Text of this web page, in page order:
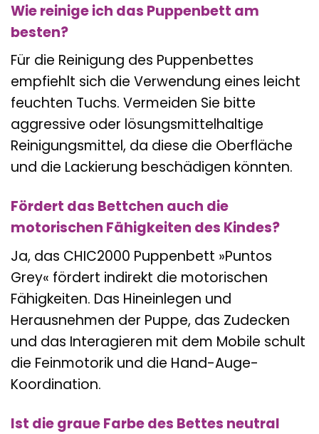
Wie reinige ich das Puppenbett am
besten?
Für die Reinigung des Puppenbettes
empfiehlt sich die Verwendung eines leicht
feuchten Tuchs. Vermeiden Sie bitte
aggressive oder lösungsmittelhaltige
Reinigungsmittel, da diese die Oberfläche
und die Lackierung beschädigen könnten.
Fördert das Bettchen auch die
motorischen Fähigkeiten des Kindes?
Ja, das CHIC2000 Puppenbett »Puntos
Grey« fördert indirekt die motorischen
Fähigkeiten. Das Hineinlegen und
Herausnehmen der Puppe, das Zudecken
und das Interagieren mit dem Mobile schult
die Feinmotorik und die Hand-Auge-
Koordination.
Ist die graue Farbe des Bettes neutral